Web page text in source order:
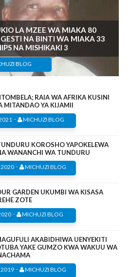
LA MZEE WA MIAKA 80
NA BINTI WA MIAKA 33
NA MISHIKAKI 3
BLOG
RAIA WA AFRIKA KUSINI
MITANDAO YA KIJAMII
- MICHUZI BLOG
KOROSHO YAPOKELEWA
WANANCHI WA TUNDURU
- MICHUZI BLOG
GARDEN UKUMBI WA KISASA
ZOTE
- MICHUZI BLOG
AKABIDHIWA UENYEKITI
YAKE GUMZO KWA WAKUU WA
- MICHUZI BLOG